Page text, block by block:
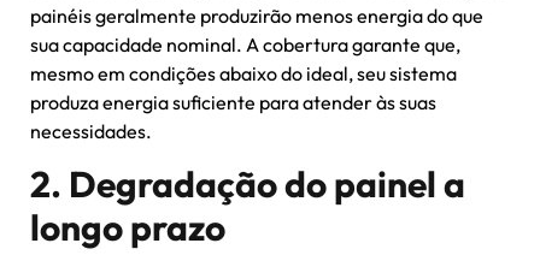
painéis geralmente produzirão menos energia do que
sua capacidade nominal. A cobertura garante que,
mesmo em condições abaixo do ideal, seu sistema
produza energia suficiente para atender às suas
necessidades.
2. Degradação do painel a
longo prazo